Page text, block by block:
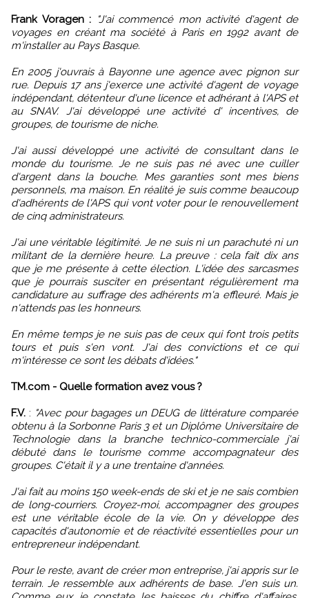
Frank Voragen :
"J'ai commencé mon activité d'agent de
voyages en créant ma société à Paris en 1992 avant de
m'installer au Pays Basque.
En 2005 j'ouvrais à Bayonne une agence avec pignon sur
rue. Depuis 17 ans j'exerce une activité d'agent de voyage
indépendant, détenteur d'une licence et adhérant à l'APS et
au SNAV. J'ai développé une activité d' incentives, de
groupes, de tourisme de niche.
J'ai aussi développé une activité de consultant dans le
monde du tourisme. Je ne suis pas né avec une cuiller
d'argent dans la bouche. Mes garanties sont mes biens
personnels, ma maison. En réalité je suis comme beaucoup
d'adhérents de l'APS qui vont voter pour le renouvellement
de cinq administrateurs.
J'ai une véritable légitimité. Je ne suis ni un parachuté ni un
militant de la dernière heure. La preuve : cela fait dix ans
que je me présente à cette élection. L'idée des sarcasmes
que je pourrais susciter en présentant régulièrement ma
candidature au suffrage des adhérents m'a effleuré. Mais je
n'attends pas les honneurs.
En même temps je ne suis pas de ceux qui font trois petits
tours et puis s'en vont. J'ai des convictions et ce qui
m'intéresse ce sont les débats d'idées."
TM.com - Quelle formation avez vous ?
F.V.: "Avec pour bagages un DEUG de littérature comparée
obtenu à la Sorbonne Paris 3 et un Diplôme Universitaire de
Technologie dans la branche technico-commerciale j'ai
débuté dans le tourisme comme accompagnateur des
groupes. C'était il y a une trentaine d'années.
J'ai fait au moins 150 week-ends de ski et je ne sais combien
de long-courriers. Croyez-moi, accompagner des groupes
est une véritable école de la vie. On y développe des
capacités d'autonomie et de réactivité essentielles pour un
entrepreneur indépendant.
Pour le reste, avant de créer mon entreprise, j'ai appris sur le
terrain. Je ressemble aux adhérents de base. J'en suis un.